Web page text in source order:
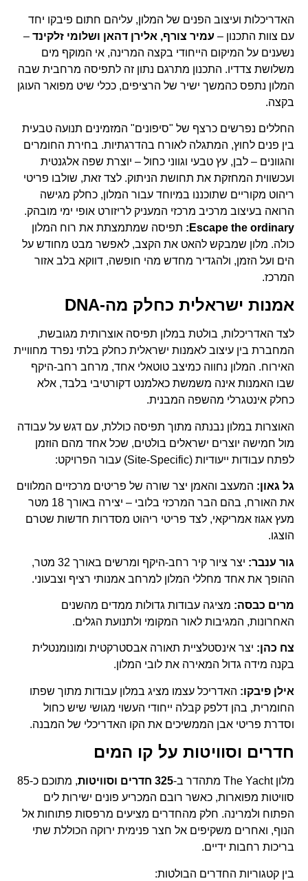
האדריכלות ועיצוב הפנים של המלון, עליהם חתום פיבקו יחד
עם צוות התכנון –עמיר צורף, אלירן דהאן ושלומי זלקינד–
נשענים על המיקום הייחודי בקצה המרינה, אי המוקף מים
משלושת צדדיו. התכנון מתרגם נתון זה לתפיסה מרחבית שבה
המלון נתפס כהמשך ישיר של הרציפים, ככלי שיט מפואר העוגן
בקצה.
החללים נפרשים כרצף של "סיפונים" המזמינים תנועה טבעית
בין פנים לחוץ, המתגלה לאורח בהדרגתיות. בחירת החומרים
והגוונים – לבן, עץ טבעי וגווני כחול – יוצרת שפה אלגנטית
ועכשווית המחזקת את תחושת הניתוק. לצד זאת, שולבו פריטי
ריהוט מקוריים שתוכננו במיוחד עבור המלון, כחלק מגישה
הרואה בעיצוב מרכיב מרכזי המעניק לריזורט אופי ימי מובהק.
Escape the ordinary: תפיסה שמתמצתת את רוח המלון
כולה. מלון שמבקש להאט את הקצב, לאפשר מבט מחודש על
הים ועל הזמן, ולהגדיר מחדש מהי חופשה, דווקא בלב אזור
המרכז.
אמנות ישראלית כחלק מה-DNA
לצד האדריכלות, בולטת במלון תפיסה אוצרותית מגובשת,
המחברת בין עיצוב לאמנות ישראלית כחלק בלתי נפרד מחוויית
האירוח. המלון נחווה כמיצב טוטאלי אחד, מרחב רחב-היקף
שבו האמנות אינה משמשת כאלמנט דקורטיבי בלבד, אלא
כחלק אינטגרלי מהשפה המבנית.
האוצרות במלון נבנתה מתוך תפיסה כוללת, עם דגש על עבודה
מול חמישה יוצרים ישראלים בולטים, שכל אחד מהם הוזמן
לפתח עבודות ייעודיות (Site-Specific) עבור הפרויקט:
גל גאון:המעצב והאמן יצר שורה של פריטים מרכזיים המלווים
את האורח, בהם הבר המרכזי בלובי – יצירה באורך 18 מטר
מעץ אגוז אמריקאי, לצד פריטי ריהוט מסדרות חדשות שטרם
הוצגו.
גור ענבר:
יצר ציור קיר רחב-היקף ומרשים באורך 32 מטר,
ההופך את אחד מחללי המלון למרחב אמנותי רציף וצבעוני.
מרים כבסה:מציגה עבודות גדולות ממדים מהשנים
האחרונות, המגיבות לאור המקומי ולתנועת הגלים.
צח כהן:יצר אינסטלציית תאורה אבסטרקטית ומונומנטלית
בקנה מידה גדול המאירה את לובי המלון.
אילן פיבקו:האדריכל עצמו מציג במלון עבודות מתוך שפתו
החומרית, בהן דלפק קבלה ייחודי העשוי מגושי שיש כחול
וסדרת פריטי אבן הממשיכים את הקו האדריכלי של המבנה.
חדרים וסוויטות על קו המים
מלון The Yacht מתהדר ב- 325 חדרים וסוויטות
, מתוכם כ-85
סוויטות מפוארות, כאשר רובם המכריע פונים ישירות לים
הפתוח ולמרינה. חלק מהחדרים מציעים מרפסות פתוחות אל
הנוף, ואחרים משקיפים אל חצר פנימית ירוקה הכוללת שתי
בריכות רחבות ידיים.
בין קטגוריות החדרים הבולטות: